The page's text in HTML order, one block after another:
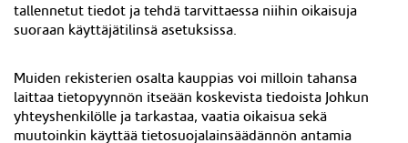
tallennetut tiedot ja tehdä tarvittaessa niihin oikaisuja
suoraan käyttäjätilinsä asetuksissa.
Muiden rekisterien osalta kauppias voi milloin tahansa
laittaa tietopyynnön itseään koskevista tiedoista Johkun
yhteyshenkilölle ja tarkastaa, vaatia oikaisua sekä
muutoinkin käyttää tietosuojalainsäädännön antamia